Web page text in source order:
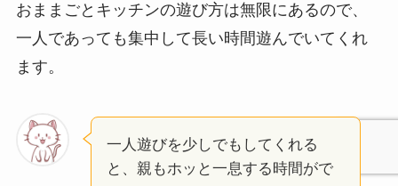
おままごとキッチンの遊び方は無限にあるので、
一人であっても集中して長い時間遊んでいてくれ
ます。
一人遊びを少しでもしてくれる
と、親もホッと一息する時間がで